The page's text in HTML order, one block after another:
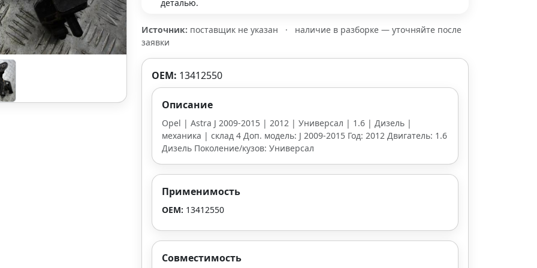
деталью.
Источник: поставщик не указан ·
наличие в разборке — уточняйте после
заявки
OEM: 13412550
Описание
Opel | Astra J 2009-2015 | 2012 | Универсал | 1.6 | Дизель |
механика | склад 4 Доп. модель: J 2009-2015 Год: 2012 Двигатель: 1.6
Дизель Поколение/кузов: Универсал
Применимость
OEM: 13412550
Совместимость